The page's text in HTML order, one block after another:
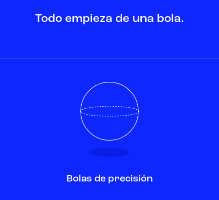
Todo empieza de una bola.
Bolas de precisión